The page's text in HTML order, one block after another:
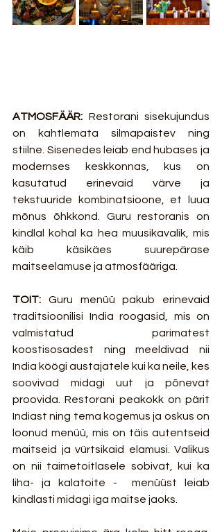
ATMOSFÄÄR: Restorani sisekujundus
on kahtlemata silmapaistev ning
stiilne. Sisenedes leiab end hubases ja
modernses keskkonnas, kus on
kasutatud erinevaid värve ja
tekstuuride kombinatsioone, et luua
mõnus õhkkond. Guru restoranis on
kindlal kohal ka hea muusikavalik, mis
käib käsikäes suurepärase
maitseelamuse ja atmosfääriga.
TOIT: Guru menüü pakub erinevaid
traditsioonilisi India roogasid, mis on
valmistatud parimatest
koostisosadest ning meeldivad nii
India köögi austajatele kui ka neile, kes
soovivad midagi uut ja põnevat
proovida. Restorani peakokk on pärit
Indiast ning tema kogemus ja oskus on
loonud menüü, mis on täis autentseid
maitseid ja vürtsikaid elamusi. Valikus
on nii taimetoitlasele sobivat, kui ka
liha- ja kalatoite -  menüüst leiab
kindlasti midagi iga maitse jaoks.